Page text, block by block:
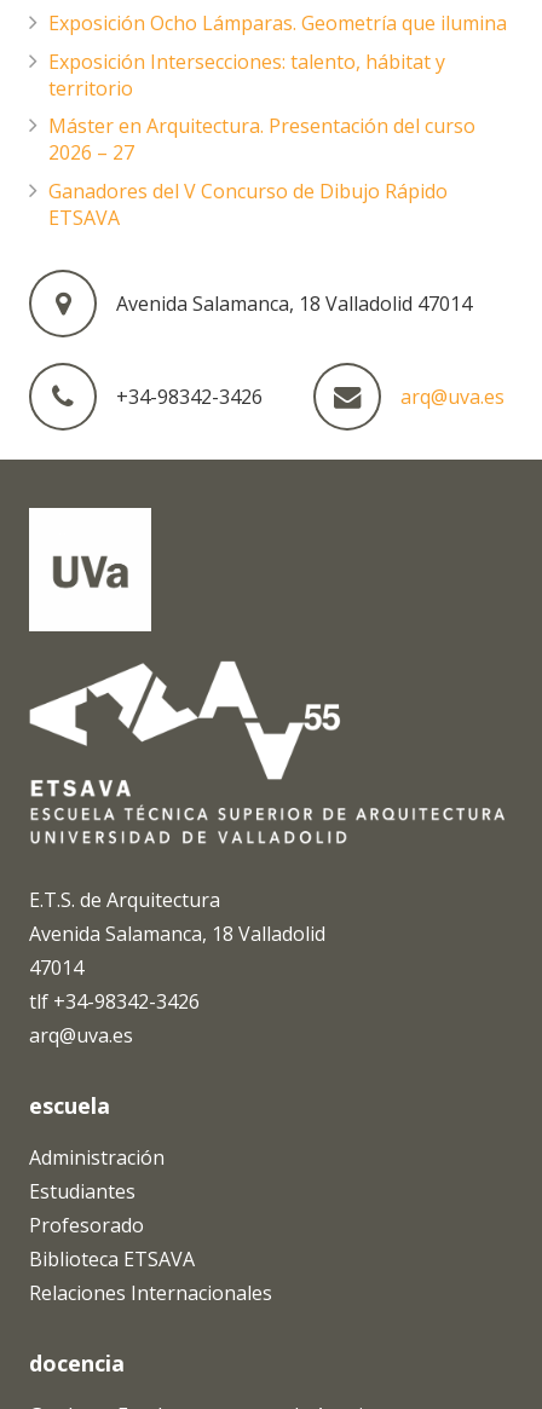
Exposición Ocho Lámparas. Geometría que ilumina
Exposición Intersecciones: talento, hábitat y
territorio
Máster en Arquitectura. Presentación del curso
2026 – 27
Ganadores del V Concurso de Dibujo Rápido
ETSAVA
Avenida Salamanca, 18 Valladolid 47014
+34-98342-3426 arq@uva.es
E.T.S. de Arquitectura
Avenida Salamanca, 18 Valladolid
47014
tlf +34-98342-3426
arq@uva.es
escuela
Administración
Estudiantes
Profesorado
Biblioteca ETSAVA
Relaciones Internacionales
docencia